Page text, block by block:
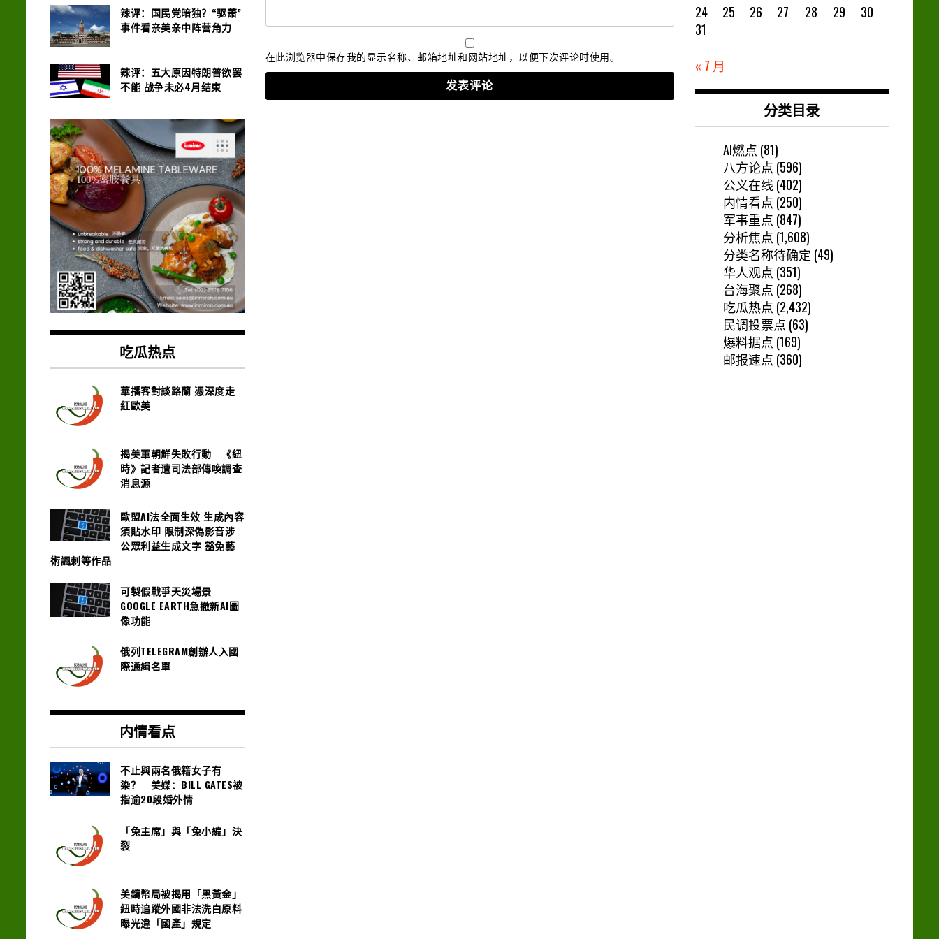
在此浏览器中保存我的显示名称、邮箱地址和网站地址，以便下次评论时使用。
辣评：国民党暗独？“驱萧”
事件看亲美亲中阵营角力
辣评：五大原因特朗普欲罢
不能 战争未必4月结束
吃瓜热点
華播客對談路蘭 憑深度走
紅歐美
揭美軍朝鮮失敗行動 《紐
時》記者遭司法部傳喚調查
消息源
歐盟AI法全面生效 生成內容
須貼水印 限制深偽影音涉
公眾利益生成文字 豁免藝
術諷刺等作品
可製假戰爭天災場景
GOOGLE EARTH急撤新AI圖
像功能
俄列TELEGRAM創辦人入國
際通緝名單
内情看点
不止與兩名俄籍女子有
染？ 美媒：BILL GATES被
指逾20段婚外情
「兔主席」與「兔小編」決
裂
美鑄幣局被揭用「黑黃金」
紐時追蹤外國非法洗白原料
曝光違「國產」規定
24
25 26 27 28 29
30
31
« 7 月
分类目录
AI燃点 (81)
八方论点 (596)
公义在线(402)
内情看点 (250)
军事重点 (847)
分析焦点 (1,608)
分类名称待确定 (49)
华人观点 (351)
台海聚点 (268)
吃瓜热点 (2,432)
民调投票点 (63)
爆料据点 (169)
邮报速点 (360)